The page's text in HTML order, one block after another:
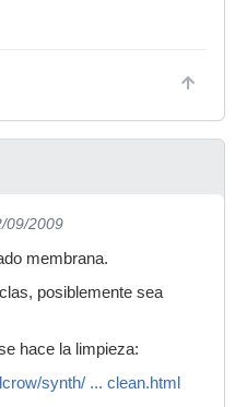
09/2009
membrana.
posiblemente sea
hace la limpieza:
synth/ ... clean.html